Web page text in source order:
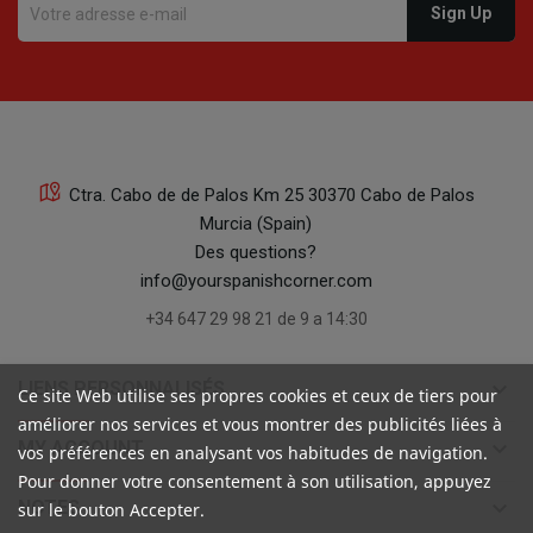
Ctra. Cabo de de Palos Km 25 30370 Cabo de Palos
Murcia (Spain)
Des questions?
info@yourspanishcorner.com
+34 647 29 98 21 de 9 a 14:30
LIENS PERSONNALISÉS keyboard_arrow_down
MY ACCOUNT keyboard_arrow_down
NOTES
Ce site Web utilise ses propres cookies et ceux de tiers pour
améliorer nos services et vous montrer des publicités liées à
vos préférences en analysant vos habitudes de navigation.
Pour donner votre consentement à son utilisation, appuyez
sur le bouton Accepter.